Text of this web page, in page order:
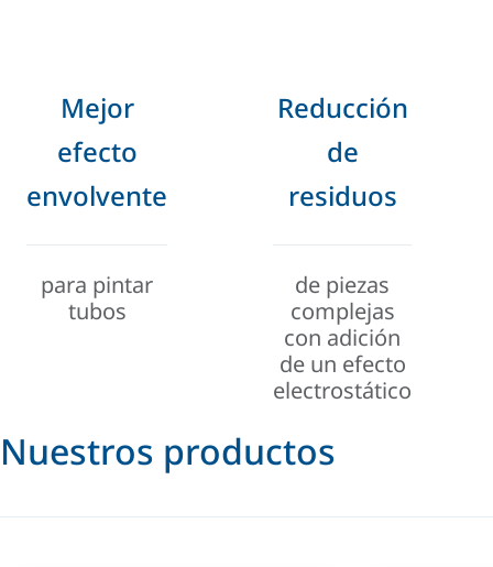
Mejor
efecto
envolvente
para pintar
tubos
Reducción
de
residuos
de piezas
complejas
con adición
de un efecto
electrostático
Nuestros productos